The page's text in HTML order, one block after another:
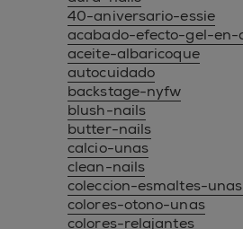
40-aniversario-essie
acabado-efecto-gel-en-
aceite-albaricoque
autocuidado
backstage-nyfw
blush-nails
butter-nails
calcio-unas
clean-nails
coleccion-esmaltes-
colores-otono-unas
colores-relajantes